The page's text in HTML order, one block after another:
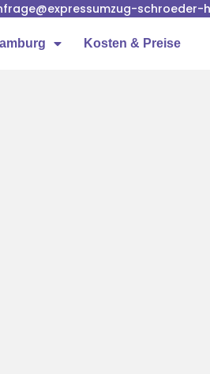
schroeder-
Kosten & Preise